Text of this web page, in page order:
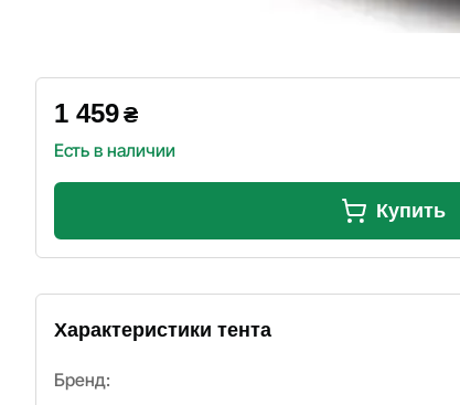
1 459₴
Есть в наличии
Купить
Характеристики тента
Бренд: